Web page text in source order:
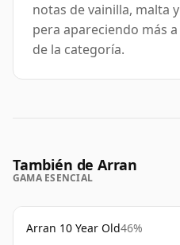
notas de vainilla, malta
pera apareciendo más
de la categoría.
También de Arran
GAMA ESENCIAL
Arran 10 Year Old46%